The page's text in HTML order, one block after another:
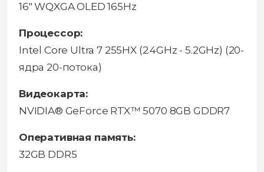
16" WQXGA OLED 165Hz
Процессор:
Intel Core Ultra 7 255HX (2.4GHz - 5.2GHz) (20-
ядра 20-потока)
Видеокарта:
NVIDIA® GeForce RTX™ 5070 8GB GDDR7
Оперативная память:
32GB DDR5